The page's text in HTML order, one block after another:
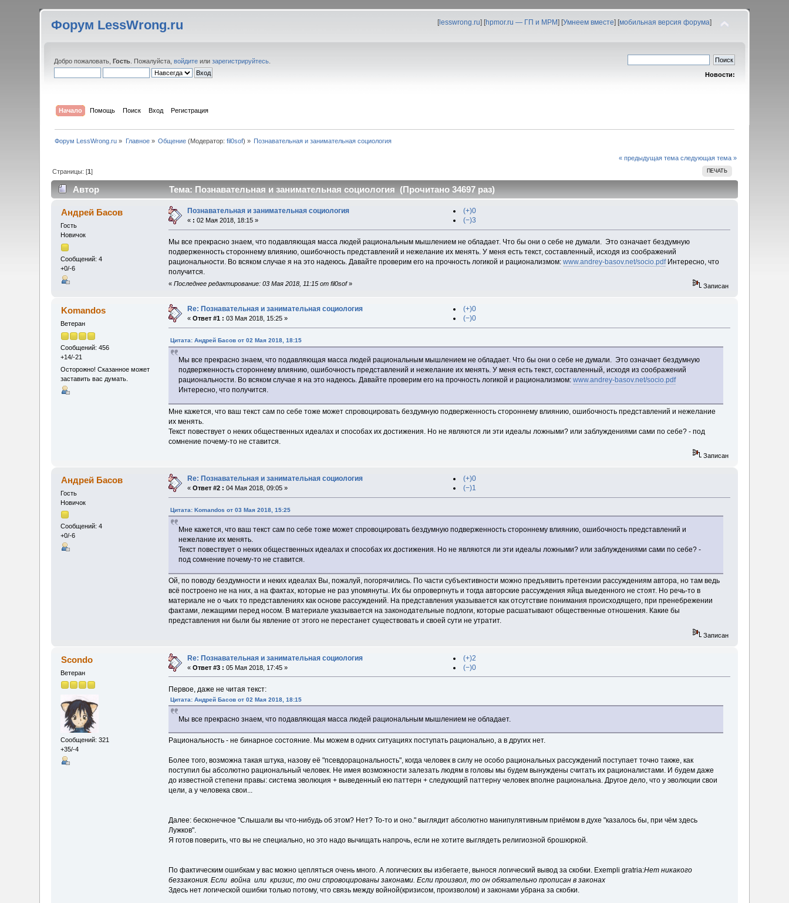
Форум LessWrong.ru [lesswrong.ru] [hpmor.ru — ГП и МРМ] [Умнеем вместе] [мобильная версия форума]
Добро пожаловать,Гость . Пожалуйста,войдите илизарегистрируйтесь
Новости:
Начало Помощь Поиск Вход Регистрация
Форум LessWrong.ru » Главное» Общение (Модератор:fil0sof) » Познавательная и занимательная социология
« предыдущая тема следующая тема »
ПЕЧАТЬ
Страницы: [1]
Автор Тема: Познавательная и занимательная социология (Прочитано 34697 раз)
Андрей Басов
Гость
Новичок
Сообщений: 4
+0/-6
Познавательная и занимательная социология
« : 02 Мая 2018, 18:15 »
(+)0
(−)3
Мы все прекрасно знаем, что подавляющая масса людей рациональным мышлением не обладает. Что бы они о себе не думали. Это означает бездумную
подверженность стороннему влиянию, ошибочность представлений и нежелание их менять. У меня есть текст, составленный, исходя из соображений
рациональности. Во всяком случае я на это надеюсь. Давайте проверим его на прочность логикой и рационализмом: www.andrey-basov.net/socio.pdfИнтересно, что
получится.
« Последнее редактирование: 03 Мая 2018, 11:15 от fil0sof» Записан
Komandos
Ветеран
Сообщений: 456
+14/-21
Осторожно! Сказанное может
заставить вас думать.
Re: Познавательная и занимательная социология
«Ответ #1 : 03 Мая 2018, 15:25 »
(+)0
(−)0
Цитата: Андрей Басов от 02 Мая 2018, 18:15
Мы все прекрасно знаем, что подавляющая масса людей рациональным мышлением не обладает. Что бы они о себе не думали. Это означает бездумную
подверженность стороннему влиянию, ошибочность представлений и нежелание их менять. У меня есть текст, составленный, исходя из соображений
рациональности. Во всяком случае я на это надеюсь. Давайте проверим его на прочность логикой и рационализмом:www.andrey-basov.net/socio.pdf
Интересно, что получится.
Мне кажется, что ваш текст сам по себе тоже может спровоцировать бездумную подверженность стороннему влиянию, ошибочность представлений и нежелание
их менять.
Текст повествует о неких общественных идеалах и способах их достижения. Но не являются ли эти идеалы ложными? или заблуждениями сами по себе? - под
сомнение почему-то не ставится.
Записан
Андрей Басов
Гость
Новичок
Сообщений: 4
+0/-6
Re: Познавательная и занимательная социология
«Ответ #2 : 04 Мая 2018, 09:05 »
(+)0
(−)1
Цитата: Komandos от 03 Мая 2018, 15:25
Мне кажется, что ваш текст сам по себе тоже может спровоцировать бездумную подверженность стороннему влиянию, ошибочность представлений и
нежелание их менять.
Текст повествует о неких общественных идеалах и способах их достижения. Но не являются ли эти идеалы ложными? или заблуждениями сами по себе? -
под сомнение почему-то не ставится.
Ой, по поводу бездумности и неких идеалах Вы, пожалуй, погорячились. По части субъективности можно предъявить претензии рассуждениям автора, но там ведь
всё построено не на них, а на фактах, которые не раз упомянуты. Их бы опровергнуть и тогда авторские рассуждения яйца выеденного не стоят. Но речь-то в
материале не о чьих то представлениях как основе рассуждений. На представления указывается как отсутствие понимания происходящего, при пренебрежении
фактами, лежащими перед носом. В материале указывается на законодательные подлоги, которые расшатывают общественные отношения. Какие бы
представления ни были бы явление от этого не перестанет существовать и своей сути не утратит.
Записан
Scondo
Ветеран
Сообщений: 321
+35/-4
Re: Познавательная и занимательная социология
«Ответ #3 : 05 Мая 2018, 17:45 »
(+)2
(−)0
Первое, даже не читая текст:
Цитата: Андрей Басов от 02 Мая 2018, 18:15
Мы все прекрасно знаем, что подавляющая масса людей рациональным мышлением не обладает.
Рациональность - не бинарное состояние. Мы можем в одних ситуациях поступать рационально, а в других нет.
Более того, возможна такая штука, назову её "псевдорацональность", когда человек в силу не особо рациональных рассуждений поступает точно также, как
поступил бы абсолютно рациональный человек. Не имея возможности залезать людям в головы мы будем вынуждены считать их рационалистами. И будем даже
до известной степени правы: система эволюция + выведенный ею паттерн + следующий паттерну человек вполне рациональна. Другое дело, что у эволюции свои
цели, а у человека свои...
Далее: бесконечное "Слышали вы что-нибудь об этом? Нет? То-то и оно." выглядит абсолютно манипулятивным приёмом в духе "казалось бы, при чём здесь
Лужков".
Я готов поверить, что вы не специально, но это надо вычищать напрочь, если не хотите выглядеть религиозной брошюркой.
По фактическим ошибкам у вас можно цепляться очень много. А логических вы избегаете, вынося логический вывод за скобки. Exempli gratria:Нет никакого
беззакония. Если война или кризис, то они спровоцированы законами. Если произвол, то он обязательно прописан в законах
Здесь нет логической ошибки только потому, что связь между войной(кризисом, произволом) и законами убрана за скобки.